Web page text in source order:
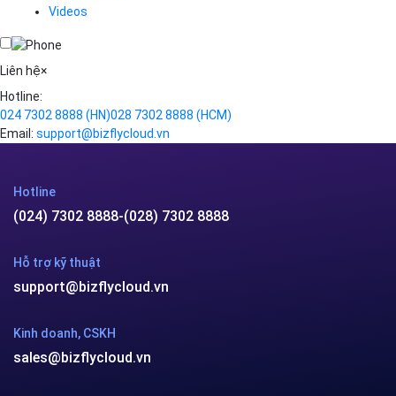
(024) 7302 8888
Kinh doanh, CSKH